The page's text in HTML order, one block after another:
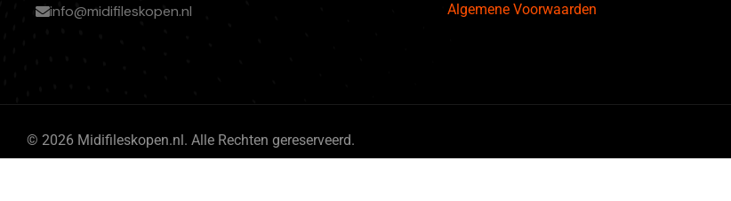
info@midifileskopen.nl Algemene Voorwaarden
© 2026 Midifileskopen.nl. Alle Rechten gereserveerd.